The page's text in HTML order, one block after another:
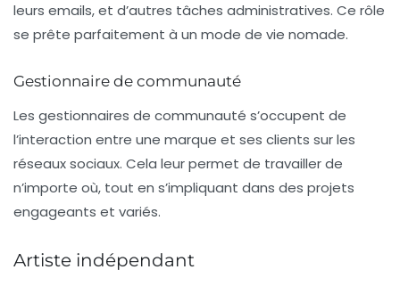
leurs emails, et d’autres tâches administratives. Ce rôle
se prête parfaitement à un mode de vie nomade.
Gestionnaire de communauté
Les gestionnaires de communauté s’occupent de
l’interaction entre une marque et ses clients sur les
réseaux sociaux. Cela leur permet de travailler de
n’importe où, tout en s’impliquant dans des projets
engageants et variés.
Artiste indépendant